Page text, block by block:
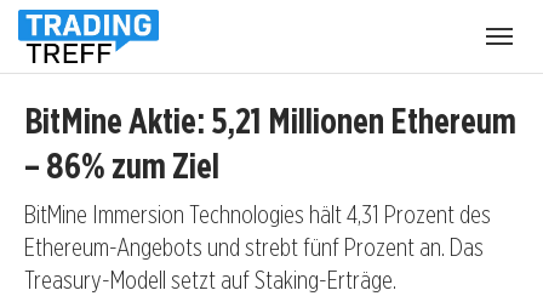
BitMine Aktie: 5,21 Millionen Ethereum
– 86% zum Ziel
BitMine Immersion Technologies hält 4,31 Prozent des
Ethereum-Angebots und strebt fünf Prozent an. Das
Treasury-Modell setzt auf Staking-Erträge.